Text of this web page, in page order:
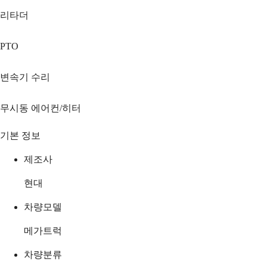
리타더
PTO
변속기 수리
무시동 에어컨/히터
기본 정보
제조사
현대
차량모델
메가트럭
차량분류